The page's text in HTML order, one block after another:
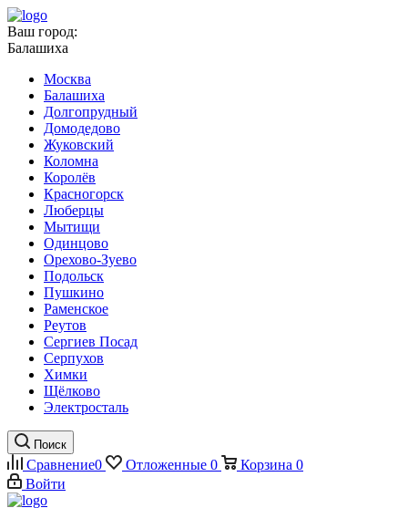
Ваш город:
Балашиха
Москва
Балашиха
Долгопрудный
Домодедово
Жуковский
Коломна
Королёв
Красногорск
Люберцы
Мытищи
Одинцово
Орехово-Зуево
Подольск
Пушкино
Раменское
Реутов
Сергиев Посад
Серпухов
Химки
Щёлково
Электросталь
Поиск
Сравнение0 Отложенные 0 Корзина 0
Войти